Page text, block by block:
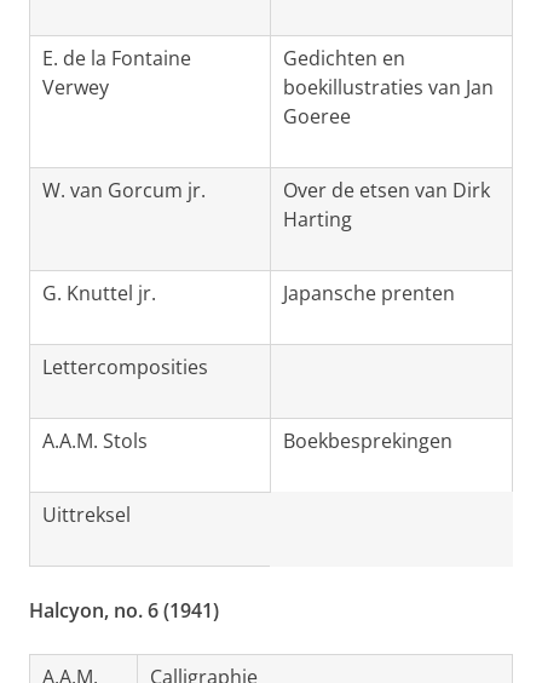
E. de la Fontaine
Verwey
Gedichten en
boekillustraties van Jan
Goeree
W. van Gorcum jr.
Over de etsen van Dirk
Harting
G. Knuttel jr. Japansche prenten
Lettercomposities
A.A.M. Stols Boekbesprekingen
Uittreksel
Halcyon, no. 6 (1941)
A.A.M.
Calligraphie